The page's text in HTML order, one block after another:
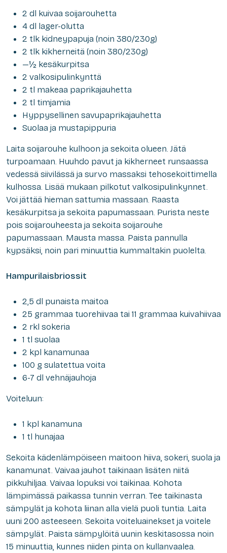
2 dl kuivaa soijarouhetta
4 dl lager-olutta
2 tlk kidneypapuja (noin 380/230g)
2 tlk kikherneitä (noin 380/230g)
—½ kesäkurpitsa
2 valkosipulinkynttä
2 tl makeaa paprikajauhetta
2 tl timjamia
Hyppysellinen savupaprikajauhetta
Suolaa ja mustapippuria
Laita soijarouhe kulhoon ja sekoita olueen. Jätä
turpoamaan. Huuhdo pavut ja kikherneet runsaassa
vedessä siivilässä ja survo massaksi tehosekoittimella
kulhossa. Lisää mukaan pilkotut valkosipulinkynnet.
Voi jättää hieman sattumia massaan. Raasta
kesäkurpitsa ja sekoita papumassaan. Purista neste
pois soijarouheesta ja sekoita soijarouhe
papumassaan. Mausta massa. Paista pannulla
kypsäksi, noin pari minuuttia kummaltakin puolelta.
Hampurilaisbriossit
2,5 dl punaista maitoa
25 grammaa tuorehiivaa tai 11 grammaa kuivahiivaa
2 rkl sokeria
1 tl suolaa
2 kpl kanamunaa
100 g sulatettua voita
6-7 dl vehnäjauhoja
Voiteluun:
1 kpl kanamuna
1 tl hunajaa
Sekoita kädenlämpöiseen maitoon hiiva, sokeri, suola ja
kanamunat. Vaivaa jauhot taikinaan lisäten niitä
pikkuhiljaa. Vaivaa lopuksi voi taikinaa. Kohota
lämpimässä paikassa tunnin verran. Tee taikinasta
sämpylät ja kohota liinan alla vielä puoli tuntia. Laita
uuni 200 asteeseen. Sekoita voiteluainekset ja voitele
sämpylät. Paista sämpylöitä uunin keskitasossa noin
15 minuuttia, kunnes niiden pinta on kullanvaalea.